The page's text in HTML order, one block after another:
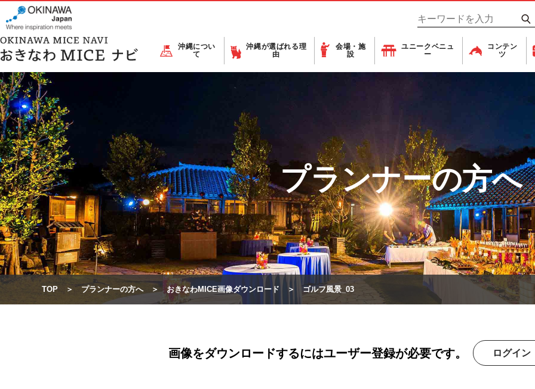
沖縄につい
て
沖縄が選ばれる理
由
会場・施
設
ユニークベニュ
ー
コンテン
ツ
プランナーの方へ
TOP プランナーの方へ おきなわMICE画像ダウンロード ゴルフ風景_03
画像をダウンロードするにはユーザー登録が必要です。 ログイン